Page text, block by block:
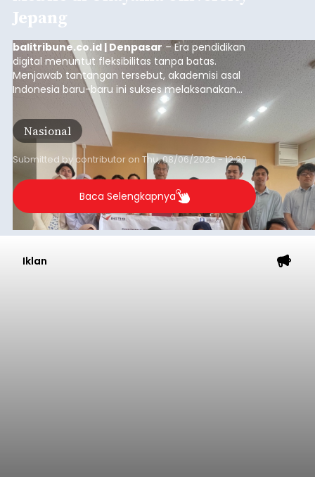
Jepang
balitribune.co.id | Denpasar – Era pendidikan
digital menuntut fleksibilitas tanpa batas.
Menjawab tantangan tersebut, akademisi asal
Indonesia baru-baru ini sukses melaksanakan
program Pengabdian Kepada Masyarakat (PKM)
skala internasional di Distributed Systems
Laboratory, Okayama University, Jepang.
Nasional
Submitted by contributor on Thu, 08/06/2026 - 12:20
Baca Selengkapnya
Iklan